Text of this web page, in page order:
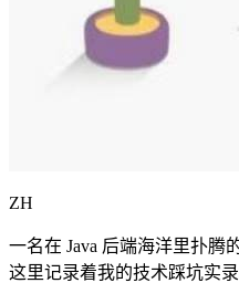
ZH
一名在 Java 后端海洋里扑腾
这里记录着我的技术踩坑实